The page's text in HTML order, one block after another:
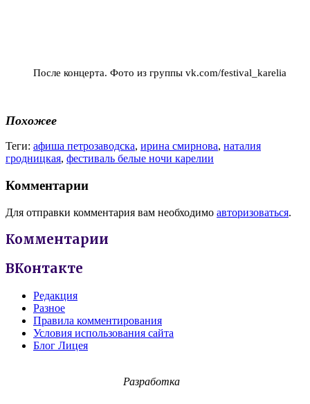
После концерта. Фото из группы vk.com/festival_karelia
Похожее
Теги: афиша петрозаводска, ирина смирнова, наталия
гродницкая, фестиваль белые ночи карелии
Комментарии
Для отправки комментария вам необходимо авторизоваться.
Комментарии
ВКонтакте
Редакция
Разное
Правила комментирования
Условия использования сайта
Блог Лицея
Разработка